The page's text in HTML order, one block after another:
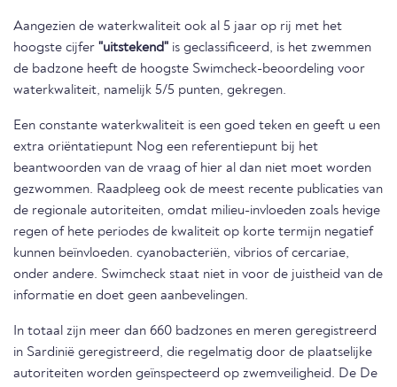
Aangezien de waterkwaliteit ook al 5 jaar op rij met het
hoogste cijfer "uitstekend" is geclassificeerd, is het zwemmen
de badzone heeft de hoogste Swimcheck-beoordeling voor
waterkwaliteit, namelijk 5/5 punten, gekregen.
Een constante waterkwaliteit is een goed teken en geeft u een
extra oriëntatiepunt Nog een referentiepunt bij het
beantwoorden van de vraag of hier al dan niet moet worden
gezwommen. Raadpleeg ook de meest recente publicaties van
de regionale autoriteiten, omdat milieu-invloeden zoals hevige
regen of hete periodes de kwaliteit op korte termijn negatief
kunnen beïnvloeden. cyanobacteriën, vibrios of cercariae,
onder andere. Swimcheck staat niet in voor de juistheid van de
informatie en doet geen aanbevelingen.
In totaal zijn meer dan 660 badzones en meren geregistreerd
in Sardinië geregistreerd, die regelmatig door de plaatselijke
autoriteiten worden geïnspecteerd op zwemveiligheid. De De